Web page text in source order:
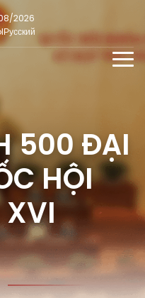
2026
Русский
500 ĐẠI
HỘI